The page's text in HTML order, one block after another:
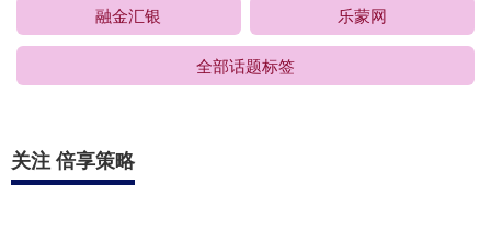
融金汇银 乐蒙网
全部话题标签
关注 倍享策略